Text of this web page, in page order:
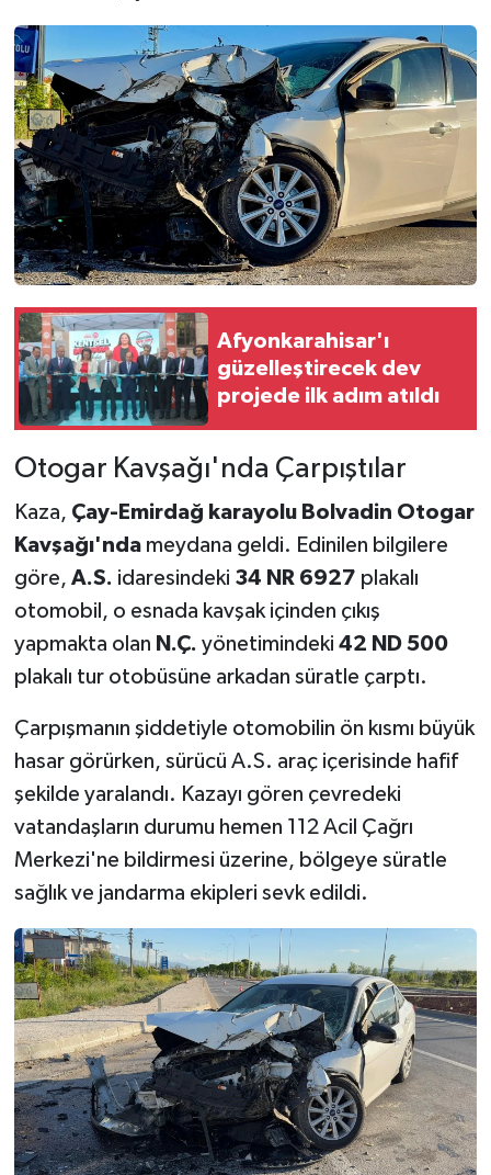
Afyonkarahisar'ı
güzelleştirecek dev
projede ilk adım atıldı
Otogar Kavşağı'nda Çarpıştılar
Kaza, Çay-Emirdağ karayolu Bolvadin Otogar
Kavşağı'ndameydana geldi. Edinilen bilgilere
göre, A.S. idaresindeki 34 NR 6927 plakalı
otomobil, o esnada kavşak içinden çıkış
yapmakta olan N.Ç. yönetimindeki 42 ND 500
plakalı tur otobüsüne arkadan süratle çarptı.
Çarpışmanın şiddetiyle otomobilin ön kısmı büyük
hasar görürken, sürücü A.S. araç içerisinde hafif
şekilde yaralandı. Kazayı gören çevredeki
vatandaşların durumu hemen 112 Acil Çağrı
Merkezi'ne bildirmesi üzerine, bölgeye süratle
sağlık ve jandarma ekipleri sevk edildi.